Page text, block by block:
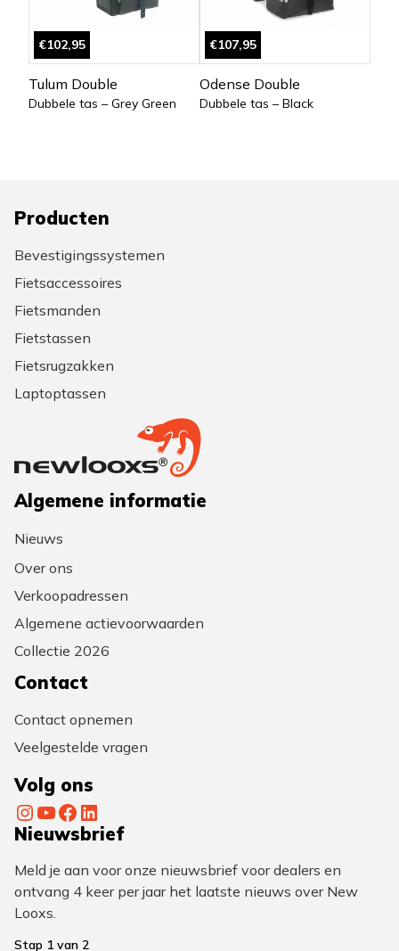
€102,95
Tulum Double
Dubbele tas – Grey Green
€107,95
Odense Double
Dubbele tas – Black
Producten
Bevestigingssystemen
Fietsaccessoires
Fietsmanden
Fietstassen
Fietsrugzakken
Laptoptassen
Algemene informatie
Nieuws
Over ons
Verkoopadressen
Algemene actievoorwaarden
Collectie 2026
Contact
Contact opnemen
Veelgestelde vragen
Volg ons
InstagramYouTube Facebook LinkedIn
Nieuwsbrief
Meld je aan voor onze nieuwsbrief voor dealers en
ontvang 4 keer per jaar het laatste nieuws over New
Looxs.
Stap 1 van 2